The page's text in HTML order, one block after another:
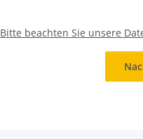
Bitte beachten Sie unsere